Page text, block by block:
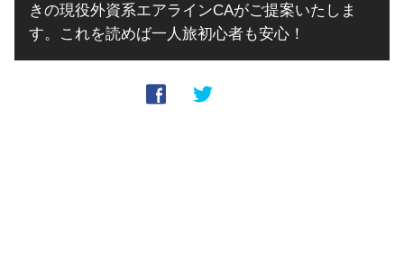
きの現役外資系エアラインCAがご提案いたしま
す。これを読めば一人旅初心者も安心！